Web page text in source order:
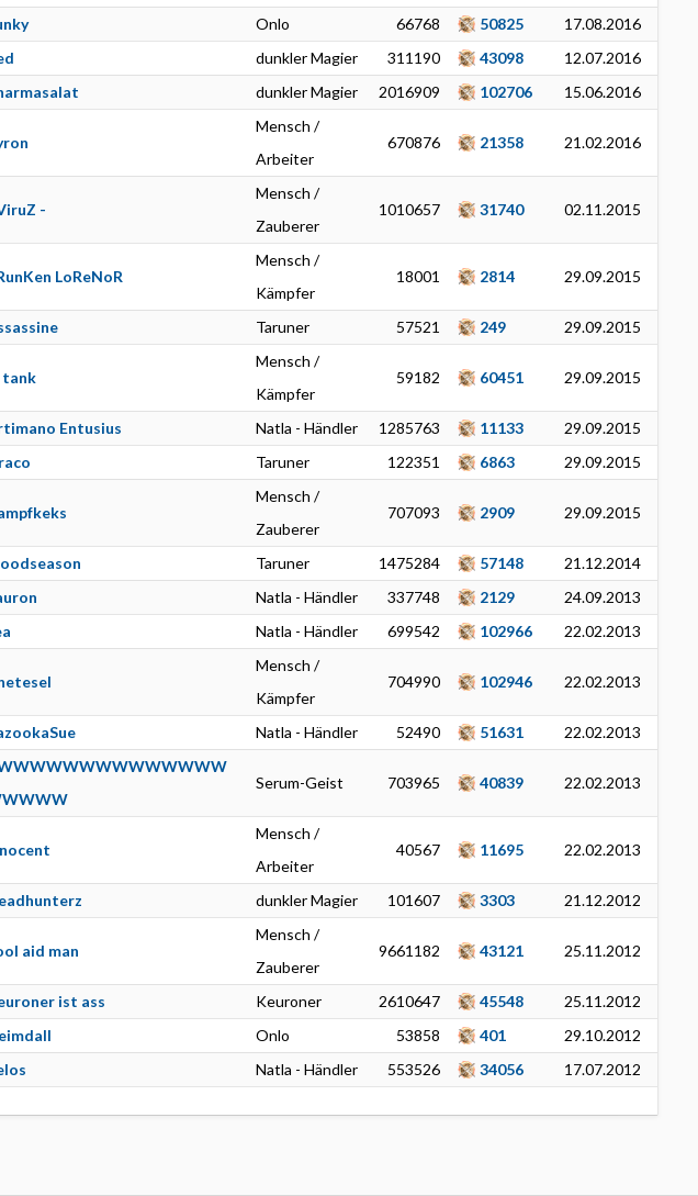
Onlo 66768 50825
17.08.2016
dunkler Magier 311190 43098
12.07.2016
dunkler Magier 2016909 102706 15.06.2016
Mensch /
Arbeiter
670876 21358 21.02.2016
-
Mensch /
Zauberer
1010657 31740 02.11.2015
LoReNoR
Mensch /
Kämpfer
18001 2814 29.09.2015
Taruner 57521 249 29.09.2015
tank
Mensch /
Kämpfer
59182 60451 29.09.2015
Entusius Natla - Händler 1285763 11133
29.09.2015
Taruner 122351 6863 29.09.2015
Mensch /
Zauberer
707093 2909 29.09.2015
Taruner 1475284 57148
21.12.2014
Natla - Händler 337748 2129
24.09.2013
Natla - Händler 699542 102966 22.02.2013
Mensch /
Kämpfer
704990 102946 22.02.2013
Natla - Händler 52490 51631
22.02.2013
Serum-Geist 703965 40839 22.02.2013
Mensch /
Arbeiter
40567 11695 22.02.2013
dunkler Magier 101607 3303 21.12.2012
aid man
Mensch /
Zauberer
9661182 43121 25.11.2012
ist ass Keuroner 2610647 45548
25.11.2012
Onlo 53858 401
29.10.2012
Natla - Händler 553526 34056 17.07.2012